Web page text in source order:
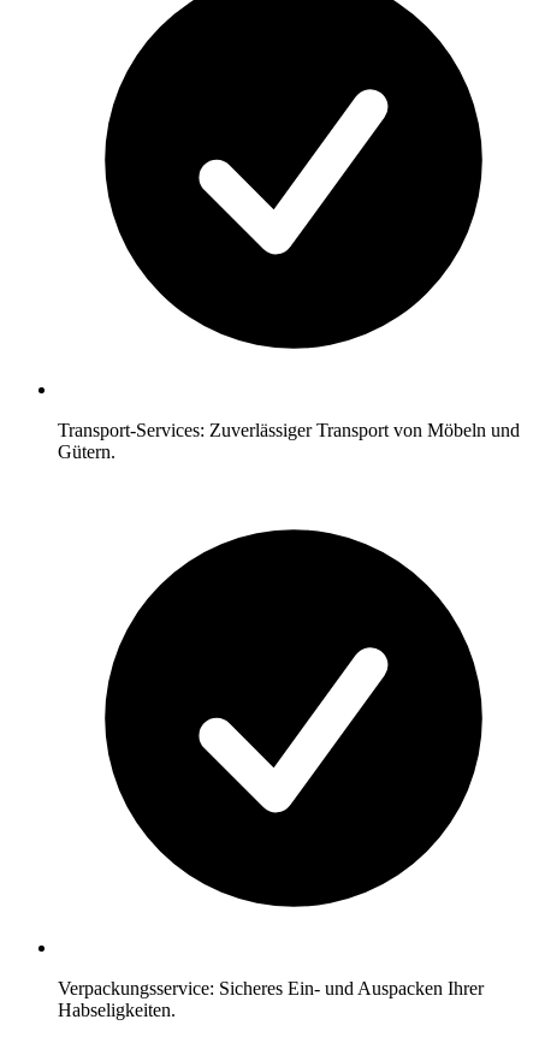
Transport-Services: Zuverlässiger Transport von Möbeln und
Gütern.
Verpackungsservice: Sicheres Ein- und Auspacken Ihrer
Habseligkeiten.